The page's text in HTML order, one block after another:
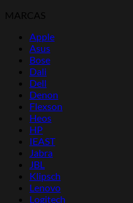
MARCAS
Apple
Asus
Bose
Dali
Dell
Denon
Flexson
Heos
HP
IEAST
Jabra
JBL
Klipsch
Lenovo
Logitech